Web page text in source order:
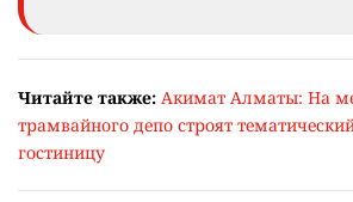
Читайте также: Акимат Алматы: На
трамвайного депо строят
гостиницу